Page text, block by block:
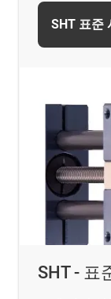
SHT - 표
SHT 표준